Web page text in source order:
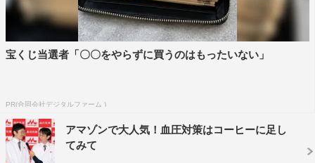
のせりふを使って表現し、残りのメンバーがどのシチュエ
ーションで発したせりふなのかを当てるというもの。「演
き、偽りの好き、色っぽい好き、気持ち悪い好きなど、8
枚のカードに書かれたシチュエーションで発する「好き」
を、それぞれが引いたカードに合わせて表現。しかし、い
宝くじ当選者「〇〇をやらずに買うのはもったいない」
PR(合同会社デジタルファーム )
アマゾンで大人気！血圧対策はコーヒーに足し
てみて